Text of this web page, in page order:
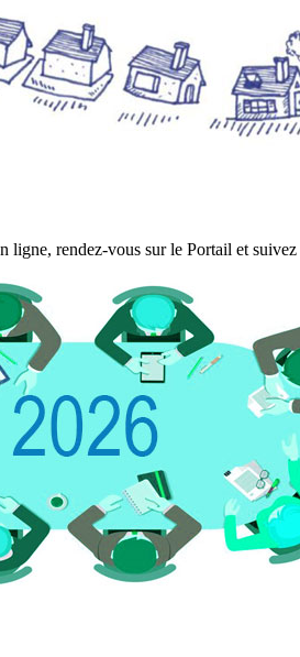
ligne, rendez-vous sur le Portail et